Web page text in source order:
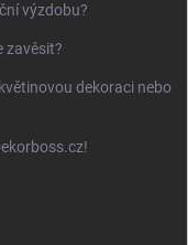
výzdobu?
zavěsit?
dekoraci nebo